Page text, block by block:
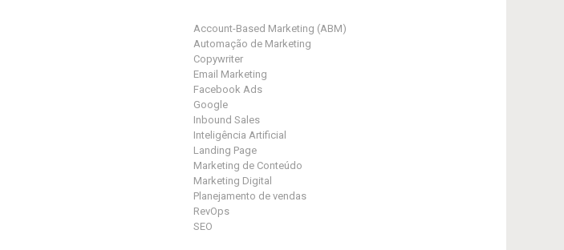
Account-Based Marketing (ABM)
Automação de Marketing
Copywriter
Email Marketing
Facebook Ads
Google
Inbound Sales
Inteligência Artificial
Landing Page
Marketing de Conteúdo
Marketing Digital
Planejamento de vendas
RevOps
SEO